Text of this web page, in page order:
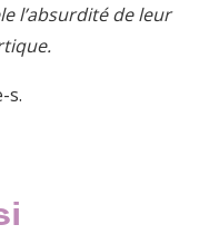
l’absurdité de leur
s.